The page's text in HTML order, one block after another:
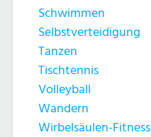
Schwimmen
Selbstverteidigung
Tanzen
Tischtennis
Volleyball
Wandern
Wirbelsäulen-Fitness